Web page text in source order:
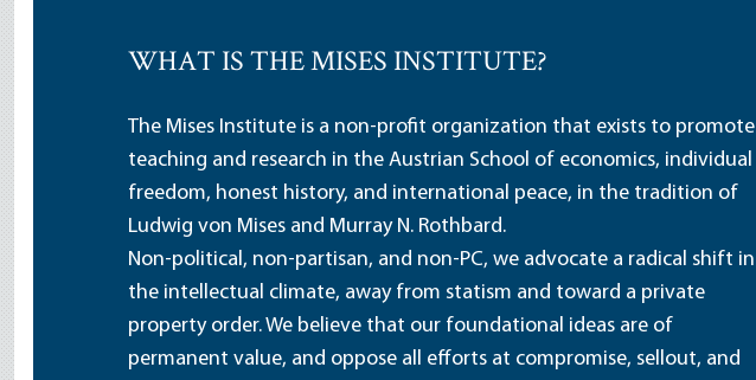
WHAT IS THE MISES INSTITUTE?
The Mises Institute is a non-profit organization that exists to promote
teaching and research in the Austrian School of economics, individual
freedom, honest history, and international peace, in the tradition of
Ludwig von Mises and Murray N. Rothbard.
Non-political, non-partisan, and non-PC, we advocate a radical shift in
the intellectual climate, away from statism and toward a private
property order. We believe that our foundational ideas are of
permanent value, and oppose all efforts at compromise, sellout, and